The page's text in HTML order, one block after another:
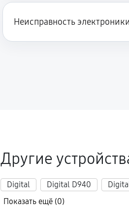
Неисправность электроники
Другие
Digital Digital D940
Показать ещё (0)